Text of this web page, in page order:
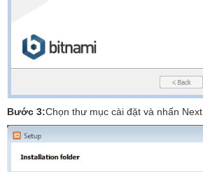
Bước 3:Chọn thư mục cài đặt và nhấn Next.